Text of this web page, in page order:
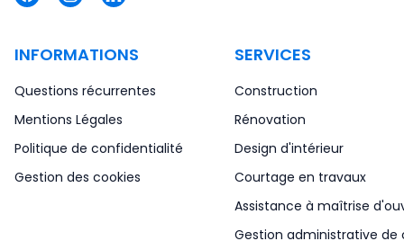
INFORMATIONS
Questions récurrentes
Mentions Légales
Politique de confidentialité
Gestion des cookies
SERVICES
Construction
Rénovation
Design d'intérieur
Courtage en travaux
Assistance à maîtrise
Gestion administrative de